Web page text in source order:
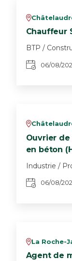
v
Chauffeur
BTP /
06/08/
v
Ouvrier
en béton
Industrie /
06/08/
vLa Roche-
Agent de